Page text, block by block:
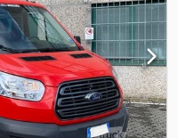
2024, motor 130 CP,
10.300 km, - Echipare
de rezervă, două chei, -
cu laterale din aluminiu
2200 mm), prelată și
- Vehicul în stare
bine întreținută, interior